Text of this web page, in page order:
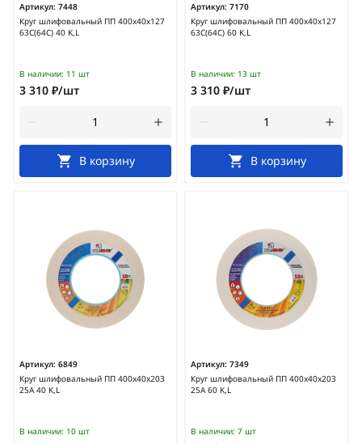
Артикул: 7448
Круг шлифовальный ПП 400х40х127
63С(64С) 40 K,L
В наличии: 11 шт
3 310 ₽/шт
В корзину
Артикул: 7170
Круг шлифовальный ПП 400х40х127
63С(64С) 60 K,L
В наличии: 13 шт
3 310 ₽/шт
В корзину
Артикул: 6849
Круг шлифовальный ПП 400х40х203
25А 40 K,L
В наличии: 10 шт
Артикул: 7349
Круг шлифовальный ПП 400х40х203
25А 60 K,L
В наличии: 7 шт